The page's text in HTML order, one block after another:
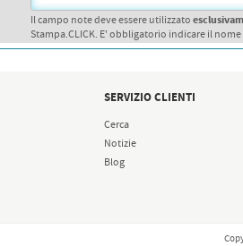
Il campo note deve essere utilizzato
Stampa.CLICK. E' obbligatorio indicare il
SERVIZIO CLIENTI
Cerca
Notizie
Blog